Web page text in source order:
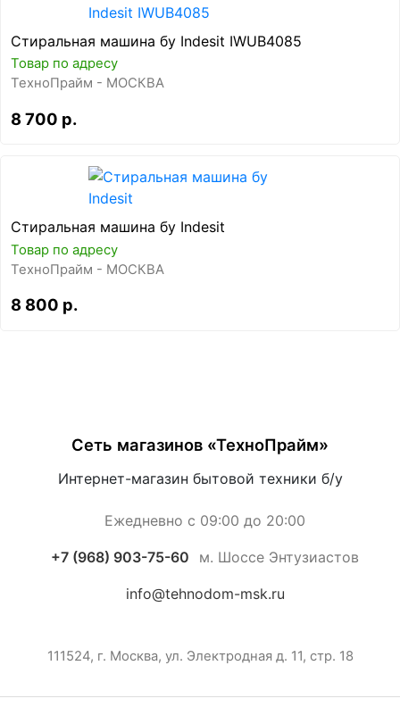
Стиральная машина бу Indesit IWUB4085
Товар по адресу
ТехноПрайм - МОСКВА
8 700 р.
Стиральная машина бу Indesit
Товар по адресу
ТехноПрайм - МОСКВА
8 800 р.
Сеть магазинов «ТехноПрайм»
Интернет-магазин бытовой техники б/у
Ежедневно с 09:00 до 20:00
+7 (968) 903-75-60 м. Шоссе Энтузиастов
info@tehnodom-msk.ru
111524, г. Москва, ул. Электродная д. 11, стр. 18